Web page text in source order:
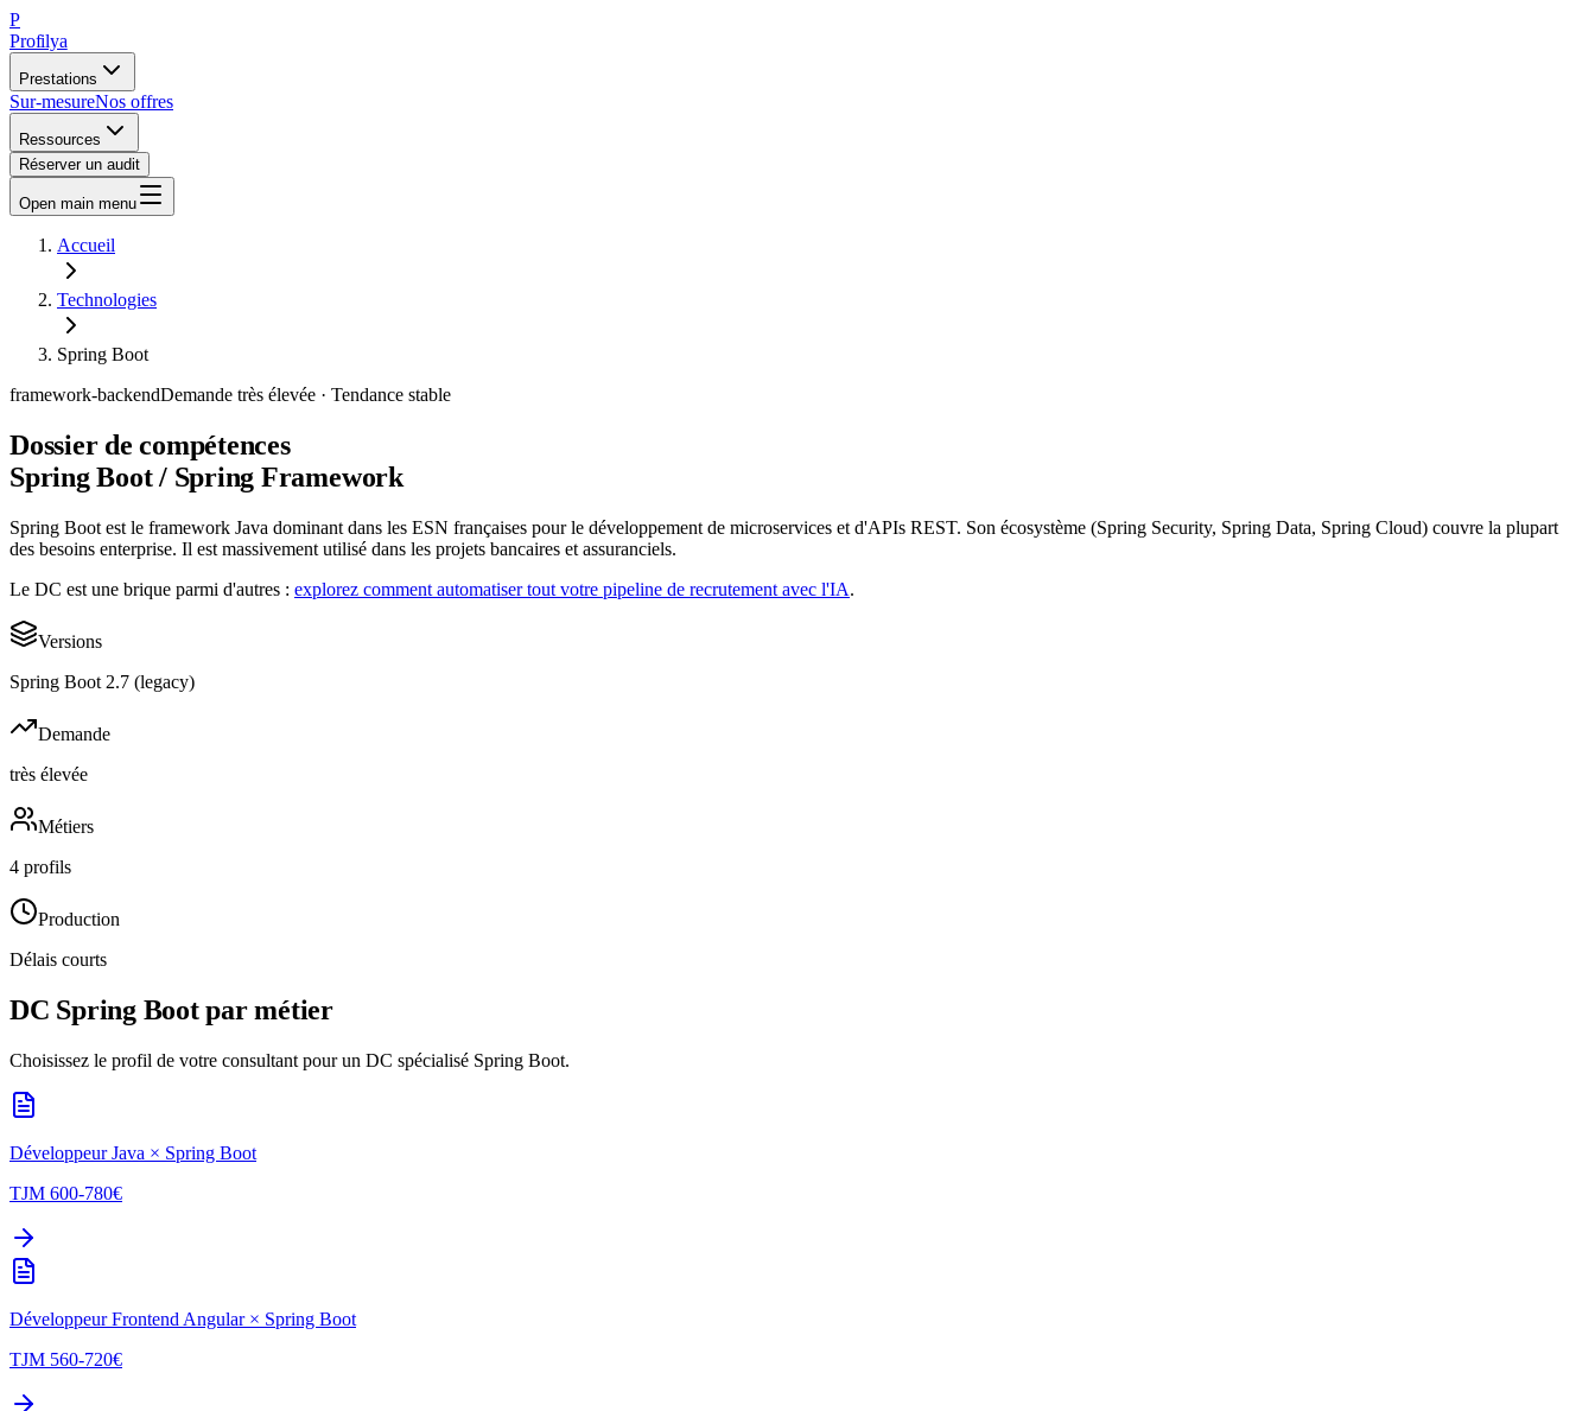
P
Profilya
Prestations
Sur-mesureNos offres
Ressources
Réserver un audit
Open main menu
Accueil
Technologies
Spring Boot
framework-backendDemande très élevée · Tendance stable
Dossier de compétences
Spring Boot / Spring Framework
Spring Boot est le framework Java dominant dans les ESN françaises pour le développement de microservices et d'APIs REST. Son écosystème (Spring Security, Spring Data, Spring Cloud) couvre la plupart
des besoins enterprise. Il est massivement utilisé dans les projets bancaires et assuranciels.
Le DC est une brique parmi d'autres : explorez comment automatiser tout votre pipeline de recrutement avec l'IA.
Versions
Spring Boot 2.7 (legacy)
Demande
très élevée
Métiers
4 profils
Production
Délais courts
DC Spring Bootpar métier
Choisissez le profil de votre consultant pour un DC spécialisé Spring Boot.
Développeur Java × Spring Boot
TJM 600-780€
Développeur Frontend Angular× Spring Boot
TJM 560-720€